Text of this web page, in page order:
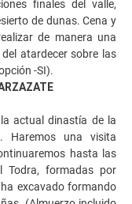
finales del valle,
de dunas. Cena y
de manera una
atardecer sobre las
-SI).
actual dinastía de la
Haremos una visita
hasta las
Todra, formadas por
excavado formando